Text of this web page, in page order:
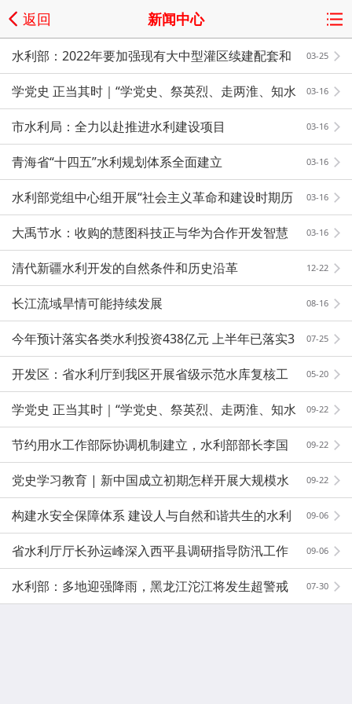
返回 新闻中心
03-25
水利部：2022年要加强现有大中型灌区续建配套和
改造
03-16
学党史 正当其时｜“学党史、祭英烈、走两淮、知水
利”
03-16
市水利局：全力以赴推进水利建设项目
03-16
青海省“十四五”水利规划体系全面建立
03-16
水利部党组中心组开展“社会主义革命和建设时期历
史”专题学习研讨
03-16
大禹节水：收购的慧图科技正与华为合作开发智慧
水利相关系统
12-22
清代新疆水利开发的自然条件和历史沿革
08-16
长江流域旱情可能持续发展
07-25
今年预计落实各类水利投资438亿元 上半年已落实3
87亿元 四川水利工程建设进度拉满
05-20
开发区：省水利厅到我区开展省级示范水库复核工
作
09-22
学党史 正当其时｜“学党史、祭英烈、走两淮、知水
利”
09-22
节约用水工作部际协调机制建立，水利部部长李国
英任召集人
09-22
党史学习教育 | 新中国成立初期怎样开展大规模水
利建设
09-06
构建水安全保障体系 建设人与自然和谐共生的水利
现代化
09-06
省水利厅厅长孙运峰深入西平县调研指导防汛工作
07-30
水利部：多地迎强降雨，黑龙江沱江将发生超警戒